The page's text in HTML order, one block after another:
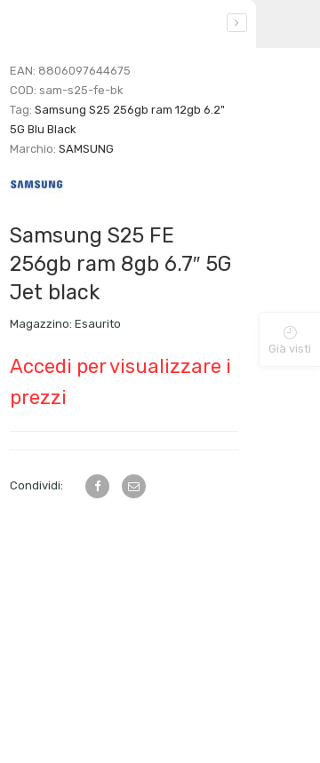
EAN: 8806097644675
COD:sam-s25-fe-bk
Tag:Samsung S25 256gb ram 12gb 6.2"
5G Blu Black
Marchio:SAMSUNG
Samsung S25 FE
256gb ram 8gb 6.7″ 5G
Jet black
Magazzino: Esaurito
Accedi per visualizzare i
prezzi
Condividi:
Già visti